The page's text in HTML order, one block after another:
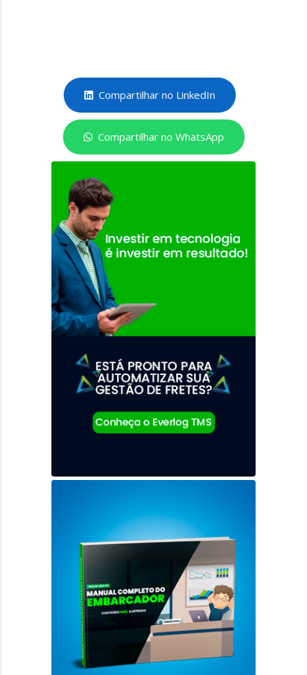
Compartilhar no LinkedIn
Compartilhar no WhatsApp